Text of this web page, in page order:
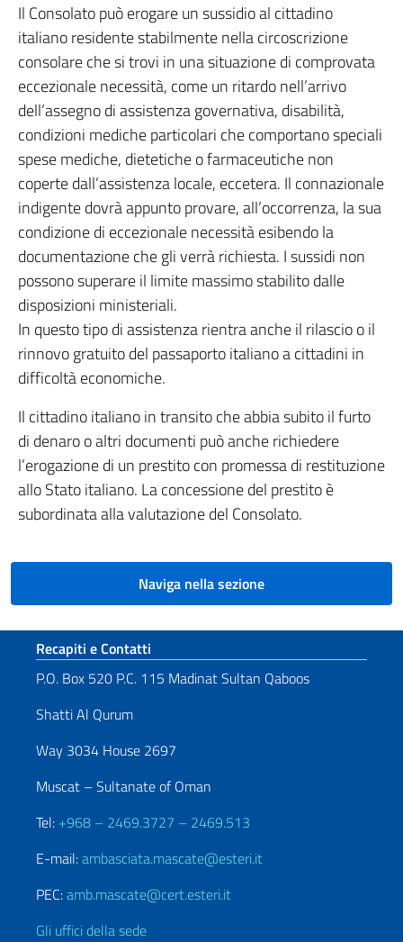
Il Consolato può erogare un sussidio al cittadino
italiano residente stabilmente nella circoscrizione
consolare che si trovi in una situazione di comprovata
eccezionale necessità, come un ritardo nell’arrivo
dell’assegno di assistenza governativa, disabilità,
condizioni mediche particolari che comportano speciali
spese mediche, dietetiche o farmaceutiche non
coperte dall’assistenza locale, eccetera. Il connazionale
indigente dovrà appunto provare, all’occorrenza, la sua
condizione di eccezionale necessità esibendo la
documentazione che gli verrà richiesta. I sussidi non
possono superare il limite massimo stabilito dalle
disposizioni ministeriali.
In questo tipo di assistenza rientra anche il rilascio o il
rinnovo gratuito del passaporto italiano a cittadini in
difficoltà economiche.
Il cittadino italiano in transito che abbia subito il furto
di denaro o altri documenti può anche richiedere
l’erogazione di un prestito con promessa di restituzione
allo Stato italiano. La concessione del prestito è
subordinata alla valutazione del Consolato.
Naviga nella sezione
Sezione footer
Recapiti e Contatti
P.O. Box 520 P.C. 115 Madinat Sultan Qaboos
Shatti Al Qurum
Way 3034 House 2697
Muscat – Sultanate of Oman
Tel: +968 – 2469.3727 – 2469.513
E-mail:ambasciata.mascate@esteri.it
PEC:amb.mascate@cert.esteri.it
Gli uffici della sede